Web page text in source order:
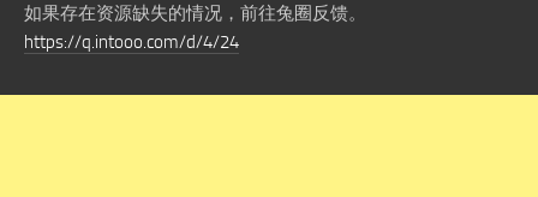
如果存在资源缺失的情况，前往兔圈反馈。
https://q.intooo.com/d/4/24